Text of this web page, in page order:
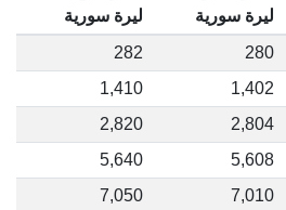
ليرة سورية
ليرة سورية
280
282
1,402
1,410
2,804
2,820
5,608
5,640
7,010
7,050